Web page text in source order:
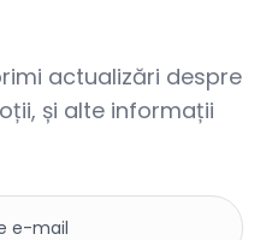
actualizări despre
și alte informații